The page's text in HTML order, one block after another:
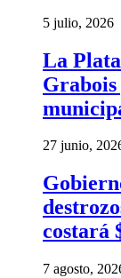
5 julio, 2026
La
27 junio,
costará
7 agosto,